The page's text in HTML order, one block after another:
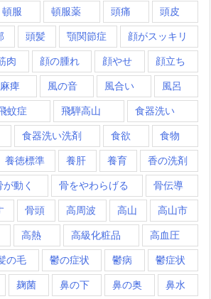
頓服 頓服薬 頭痛 頭皮
頭髪 顎関節症 顔がスッキリ
肉 顔の腫れ 顔やせ 顔立ち
痺 風の音 風合い 風呂
蚊症 飛騨高山 食器洗い
食器洗い洗剤 食欲 食物
養徳標準 養肝 養育 香の洗剤
が動く 骨をやわらげる 骨伝導
骨頭 高周波 高山 高山市
高熱 高級化粧品 高血圧
の毛 鬱の症状 鬱病 鬱症状
麹菌 鼻の下 鼻の奥 鼻水